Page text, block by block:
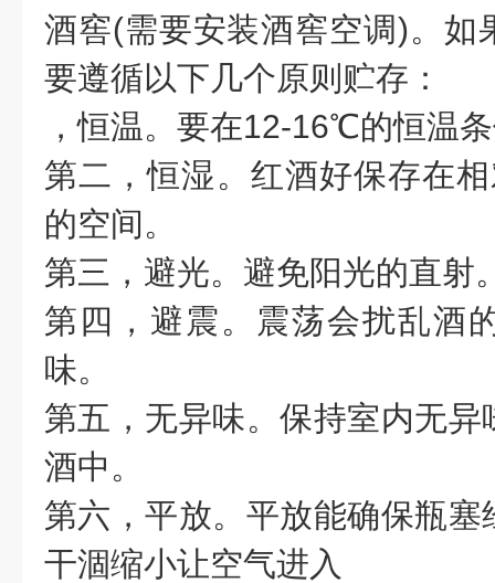
酒窖(需要安装酒窖空调)。如
要遵循以下几个原则贮存：
，恒温。要在12-16℃的恒温
第二，恒湿。红酒好保存在
的空间。
第三，避光。避免阳光的直射
第四，避震。震荡会扰乱酒
味。
第五，无异味。保持室内无
酒中。
第六，平放。平放能确保瓶
干涸缩小让空气进入